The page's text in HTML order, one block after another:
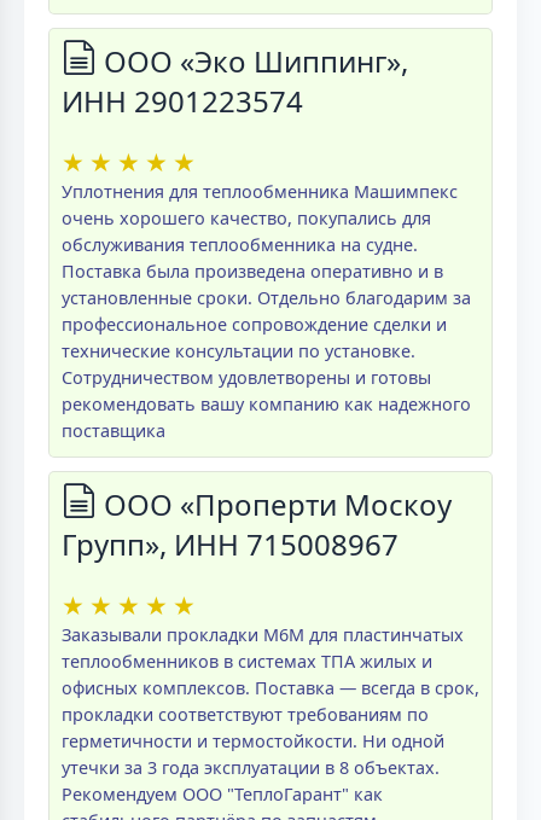
ООО «Эко Шиппинг»,
ИНН 2901223574
★ ★ ★ ★ ★
Уплотнения для теплообменника Машимпекс
очень хорошего качество, покупались для
обслуживания теплообменника на судне.
Поставка была произведена оперативно и в
установленные сроки. Отдельно благодарим за
профессиональное сопровождение сделки и
технические консультации по установке.
Сотрудничеством удовлетворены и готовы
рекомендовать вашу компанию как надежного
поставщика
ООО «Проперти Москоу
Групп», ИНН 715008967
★ ★ ★ ★ ★
Заказывали прокладки M6M для пластинчатых
теплообменников в системах ТПА жилых и
офисных комплексов. Поставка — всегда в срок,
прокладки соответствуют требованиям по
герметичности и термостойкости. Ни одной
утечки за 3 года эксплуатации в 8 объектах.
Рекомендуем ООО "ТеплоГарант" как